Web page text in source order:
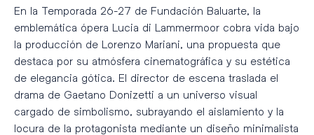
En la Temporada 26-27 de Fundación Baluarte, la
emblemática ópera Lucia di Lammermoor cobra vida bajo
la producción de Lorenzo Mariani, una propuesta que
destaca por su atmósfera cinematográfica y su estética
de elegancia gótica. El director de escena traslada el
drama de Gaetano Donizetti a un universo visual
cargado de simbolismo, subrayando el aislamiento y la
locura de la protagonista mediante un diseño minimalista